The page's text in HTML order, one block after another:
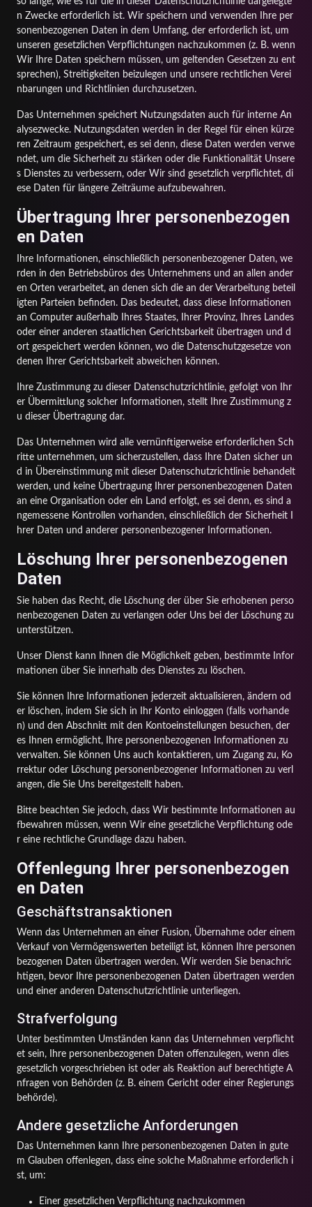
n Zwecke erforderlich ist. Wir speichern und verwenden Ihre per
sonenbezogenen Daten in dem Umfang, der erforderlich ist, um
unseren gesetzlichen Verpflichtungen nachzukommen (z. B. wenn
Wir Ihre Daten speichern müssen, um geltenden Gesetzen zu ent
sprechen), Streitigkeiten beizulegen und unsere rechtlichen Verei
nbarungen und Richtlinien durchzusetzen.
Das Unternehmen speichert Nutzungsdaten auch für interne An
alysezwecke. Nutzungsdaten werden in der Regel für einen kürze
ren Zeitraum gespeichert, es sei denn, diese Daten werden verwe
ndet, um die Sicherheit zu stärken oder die Funktionalität Unsere
s Dienstes zu verbessern, oder Wir sind gesetzlich verpflichtet, di
ese Daten für längere Zeiträume aufzubewahren.
Übertragung Ihrer personenbezogen
en Daten
Ihre Informationen, einschließlich personenbezogener Daten, we
rden in den Betriebsbüros des Unternehmens und an allen ander
en Orten verarbeitet, an denen sich die an der Verarbeitung beteil
igten Parteien befinden. Das bedeutet, dass diese Informationen
an Computer außerhalb Ihres Staates, Ihrer Provinz, Ihres Landes
oder einer anderen staatlichen Gerichtsbarkeit übertragen und d
ort gespeichert werden können, wo die Datenschutzgesetze von
denen Ihrer Gerichtsbarkeit abweichen können.
Ihre Zustimmung zu dieser Datenschutzrichtlinie, gefolgt von Ihr
er Übermittlung solcher Informationen, stellt Ihre Zustimmung z
u dieser Übertragung dar.
Das Unternehmen wird alle vernünftigerweise erforderlichen Sch
ritte unternehmen, um sicherzustellen, dass Ihre Daten sicher un
d in Übereinstimmung mit dieser Datenschutzrichtlinie behandelt
werden, und keine Übertragung Ihrer personenbezogenen Daten
an eine Organisation oder ein Land erfolgt, es sei denn, es sind a
ngemessene Kontrollen vorhanden, einschließlich der Sicherheit I
hrer Daten und anderer personenbezogener Informationen.
Löschung Ihrer personenbezogenen
Daten
Sie haben das Recht, die Löschung der über Sie erhobenen perso
nenbezogenen Daten zu verlangen oder Uns bei der Löschung zu
unterstützen.
Unser Dienst kann Ihnen die Möglichkeit geben, bestimmte Infor
mationen über Sie innerhalb des Dienstes zu löschen.
Sie können Ihre Informationen jederzeit aktualisieren, ändern od
er löschen, indem Sie sich in Ihr Konto einloggen (falls vorhande
n) und den Abschnitt mit den Kontoeinstellungen besuchen, der
es Ihnen ermöglicht, Ihre personenbezogenen Informationen zu
verwalten. Sie können Uns auch kontaktieren, um Zugang zu, Ko
rrektur oder Löschung personenbezogener Informationen zu verl
angen, die Sie Uns bereitgestellt haben.
Bitte beachten Sie jedoch, dass Wir bestimmte Informationen au
fbewahren müssen, wenn Wir eine gesetzliche Verpflichtung ode
r eine rechtliche Grundlage dazu haben.
Offenlegung Ihrer personenbezogen
en Daten
Geschäftstransaktionen
Wenn das Unternehmen an einer Fusion, Übernahme oder einem
Verkauf von Vermögenswerten beteiligt ist, können Ihre personen
bezogenen Daten übertragen werden. Wir werden Sie benachric
htigen, bevor Ihre personenbezogenen Daten übertragen werden
und einer anderen Datenschutzrichtlinie unterliegen.
Strafverfolgung
Unter bestimmten Umständen kann das Unternehmen verpflicht
et sein, Ihre personenbezogenen Daten offenzulegen, wenn dies
gesetzlich vorgeschrieben ist oder als Reaktion auf berechtigte A
nfragen von Behörden (z. B. einem Gericht oder einer Regierungs
behörde).
Andere gesetzliche Anforderungen
Das Unternehmen kann Ihre personenbezogenen Daten in gute
m Glauben offenlegen, dass eine solche Maßnahme erforderlich i
st, um:
Einer gesetzlichen Verpflichtung nachzukommen